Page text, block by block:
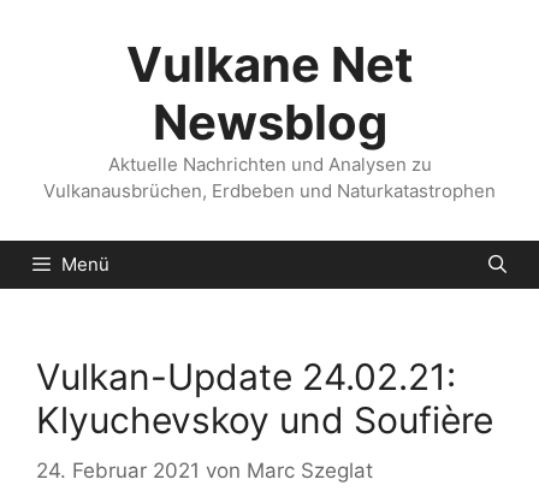
Vulkane Net
Newsblog
Aktuelle Nachrichten und Analysen zu
Vulkanausbrüchen, Erdbeben und Naturkatastrophen
Menü
Vulkan-Update 24.02.21:
Klyuchevskoy und Soufière
24. Februar 2021 von Marc Szeglat